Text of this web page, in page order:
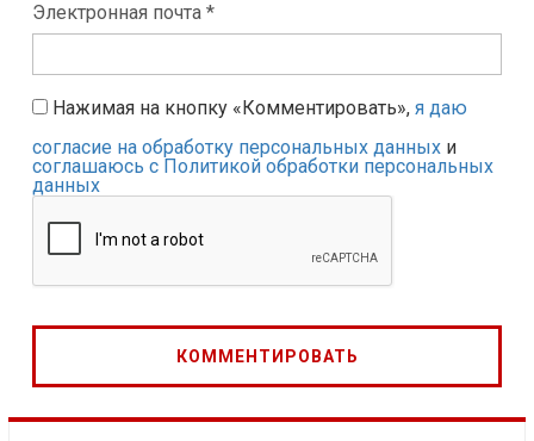
Электронная почта *
Нажимая на кнопку «Комментировать», я даю
согласие на обработку персональных данных и
соглашаюсь с Политикой обработки персональных
данных